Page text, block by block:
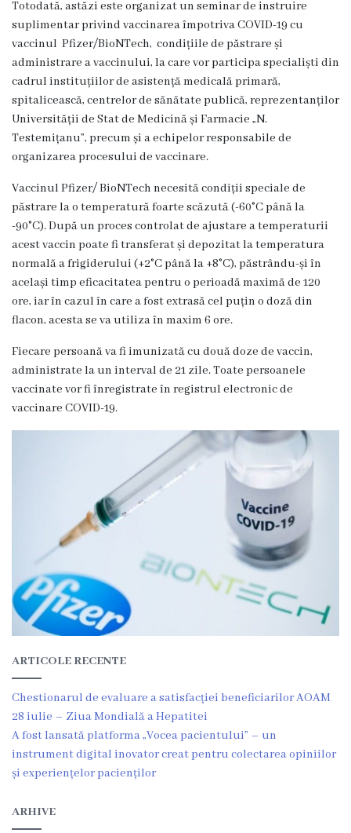
g
a
n
i
g
a
m
a
C
o
n
d
u
c
C
o
t
a
c
t
S
Totodată, astăzi este organizat un seminar de instruire
suplimentar privind vaccinarea împotriva COVID-19 cu
vaccinul Pfizer/BioNTech, condițiile de păstrare și
administrare a vaccinului, la care vor participa specialiști din
cadrul instituțiilor de asistență medicală primară,
spitalicească, centrelor de sănătate publică, reprezentanților
Universității de Stat de Medicină și Farmacie „N.
Testemițanu”, precum și a echipelor responsabile de
organizarea procesului de vaccinare.
Vaccinul Pfizer/ BioNTech necesită condiții speciale de
păstrare la o temperatură foarte scăzută (-60°C până la
-90°C). După un proces controlat de ajustare a temperaturii
acest vaccin poate fi transferat și depozitat la temperatura
normală a frigiderului (+2°C până la +8°C), păstrându-și în
același timp eficacitatea pentru o perioadă maximă de 120
ore, iar în cazul în care a fost extrasă cel puțin o doză din
flacon, acesta se va utiliza în maxim 6 ore.
Fiecare persoană va fi imunizată cu două doze de vaccin,
administrate la un interval de 21 zile. Toate persoanele
vaccinate vor fi înregistrate în registrul electronic de
vaccinare COVID-19.
ARTICOLE RECENTE
Chestionarul de evaluare a satisfacției beneficiarilor AOAM
28 iulie – Ziua Mondială a Hepatitei
A fost lansată platforma „Vocea pacientului” – un
instrument digital inovator creat pentru colectarea opiniilor
și experiențelor pacienților
ARHIVE